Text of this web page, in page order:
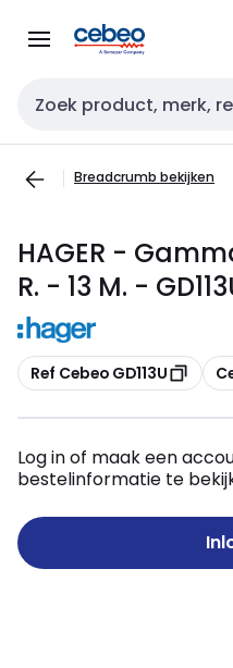
naar
naar
Zoekveld invoer
Breadcrumb bekijken
HAGER -
R. - 13 M. -
Kopiëren
Ref Cebeo GD113U
Log in of maak een
bestelinformatie te